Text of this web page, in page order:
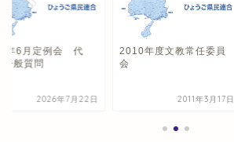
年6月定例会 代
一般質問
2026年7月22日
2010年度文教常任委員
会
2011年3月17日